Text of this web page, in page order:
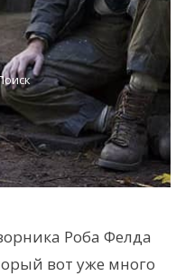
Роба Фелда
вот уже много